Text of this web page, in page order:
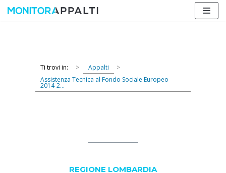
Vai
Ti trovi in: > Appalti
>
Assistenza Tecnica al Fondo Sociale Europeo
2014-2...
REGIONE LOMBARDIA